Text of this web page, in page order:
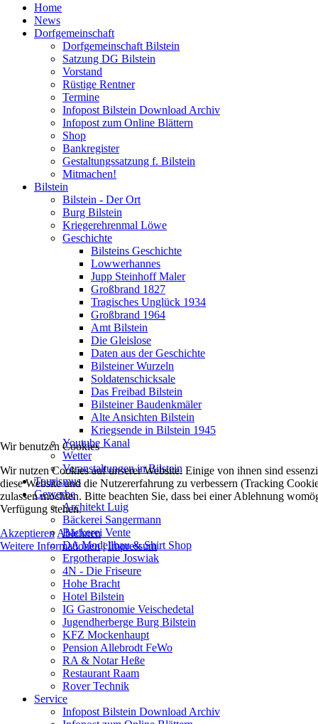
Home
News
Dorfgemeinschaft
Dorfgemeinschaft Bilstein
Satzung DG Bilstein
Vorstand
Rüstige Rentner
Termine
Infopost Bilstein Download Archiv
Infopost zum Online Blättern
Shop
Bankregister
Gestaltungssatzung f. Bilstein
Mitmachen!
Bilstein
Bilstein - Der Ort
Burg Bilstein
Kriegerehrenmal Löwe
Geschichte
Bilsteins Geschichte
Lowwerhannes
Jupp Steinhoff Maler
Großbrand 1827
Tragisches Unglück 1934
Großbrand 1964
Amt Bilstein
Die Gleislose
Daten aus der Geschichte
Bilsteiner Wurzeln
Soldatenschicksale
Das Freibad Bilstein
Bilsteiner Baudenkmäler
Alte Ansichten Bilstein
Kriegsende in Bilstein 1945
Youtube Kanal
Wetter
Veranstaltungen in Bilstein
Tourismus
Gewerbe
Architekt Luig
Bäckerei Sangermann
Bäckerei Vente
DA Modellbau & Shirt Shop
Ergotherapie Joswiak
4N - Die Friseure
Hohe Bracht
Hotel Bilstein
IG Gastronomie Veischedetal
Jugendherberge Burg Bilstein
KFZ Mockenhaupt
Pension Allebrodt FeWo
RA & Notar Heße
Restaurant Raam
Rover Technik
Service
Infopost Bilstein Download Archiv
Wir benutzen Cookies
Wir nutzen Cookies auf unserer Website. Einige von ihnen sind
diese Website und die Nutzererfahrung zu verbessern (Tracking
zulassen möchten. Bitte beachten Sie, dass bei einer Ablehnung
Verfügung stehen.
Akzeptieren Ablehnen
Weitere Informationen|Impressum